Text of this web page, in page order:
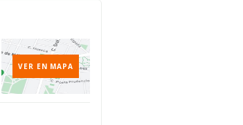
VER EN MAPA